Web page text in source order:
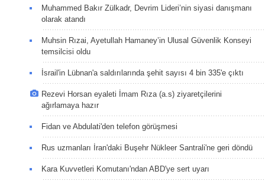
Muhammed Bakır Zülkadr, Devrim Lideri’nin siyasi danışmanı
olarak atandı
Muhsin Rızai, Ayetullah Hamaney’in Ulusal Güvenlik Konseyi
temsilcisi oldu
İsrail'in Lübnan'a saldırılarında şehit sayısı 4 bin 335'e çıktı
Rezevi Horsan eyaleti İmam Rıza (a.s) ziyaretçilerini
ağırlamaya hazır
Fidan ve Abdulati'den telefon görüşmesi
Rus uzmanları İran'daki Buşehr Nükleer Santrali'ne geri döndü
Kara Kuvvetleri Komutanı'ndan ABD'ye sert uyarı